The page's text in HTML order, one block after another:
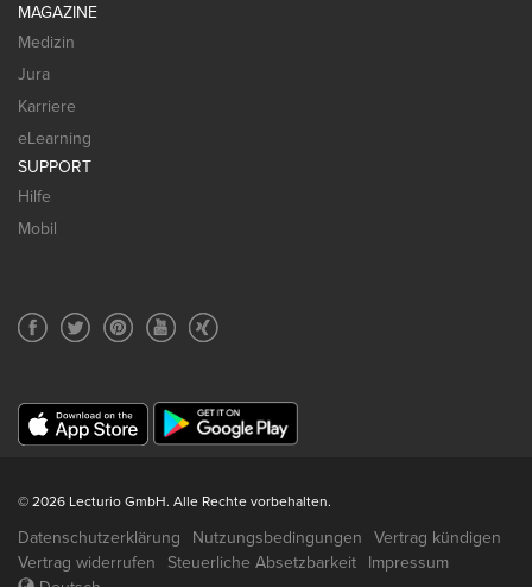
MAGAZINE
Medizin
Jura
Karriere
eLearning
SUPPORT
Hilfe
Mobil
© 2026 Lecturio GmbH. Alle Rechte vorbehalten.
Datenschutzerklärung Nutzungsbedingungen
Vertrag kündigen
Vertrag widerrufen
Steuerliche Absetzbarkeit
Impressum